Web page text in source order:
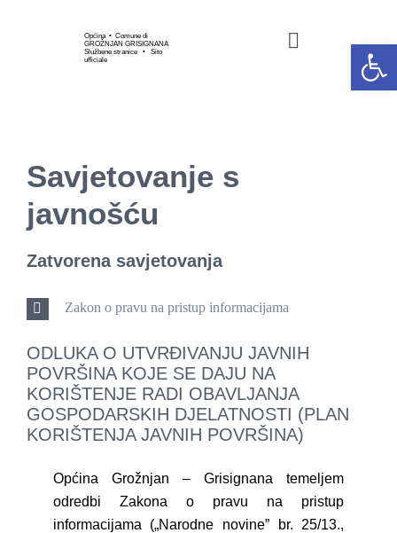
Općina • Comune di
GROŽNJAN GRISIGNANA
Službene stranice • Sito
ufficiale
Toggle
Navigation
GRAĐANI
MJESTA
Savjetovanje s
javnošću
Zatvorena savjetovanja
Zakon o pravu na pristup informacijama
ODLUKA O UTVRĐIVANJU JAVNIH
POVRŠINA KOJE SE DAJU NA
KORIŠTENJE RADI OBAVLJANJA
GOSPODARSKIH DJELATNOSTI (PLAN
KORIŠTENJA JAVNIH POVRŠINA)
Općina Grožnjan – Grisignana temeljem
odredbi Zakona o pravu na pristup
informacijama („Narodne novine” br. 25/13.,